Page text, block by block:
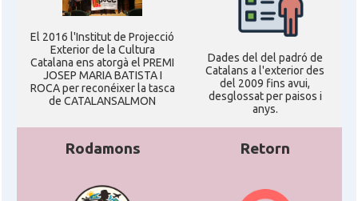
Casal Fundació Paulí Bellet
Casal
North American Catalan Society
(NACS)
Acció ACCIÓ a Austin
Acció Acció a New York
El 2016 l'Institut de Projecció
Exterior de la Cultura
Catalana ens atorgà el PREMI
JOSEP MARIA BATISTA I
ROCA per reconéixer la tasca
de CATALANSALMON
Dades del del padró de
Catalans a l'exterior des
del 2009 fins avui,
desglossat per paisos i
anys.
Rodamons Retorn